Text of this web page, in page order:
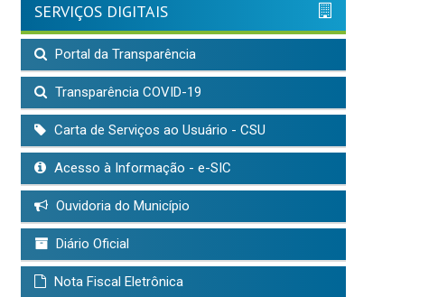
SERVIÇOS DIGITAIS
Portal da Transparência
Transparência COVID-19
Carta de Serviços ao Usuário - CSU
Acesso à Informação - e-SIC
Ouvidoria do Município
Diário Oficial
Nota Fiscal Eletrônica